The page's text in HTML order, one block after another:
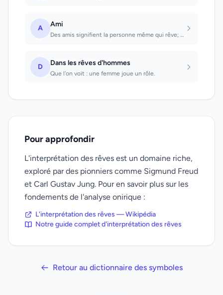
A Ami
Des amis signifient la personne même qui rêve; souvent dans le sens de frère, do...
D Dans les rêves d'hommes
Que l'on voit : une femme joue un rôle.
Pour approfondir
L'interprétation des rêves est un domaine riche,
exploré par des pionniers comme Sigmund Freud
et Carl Gustav Jung. Pour en savoir plus sur les
fondements de l'analyse onirique :
L'interprétation des rêves — Wikipédia
Notre guide complet d'interprétation des rêves
Retour au dictionnaire des symboles